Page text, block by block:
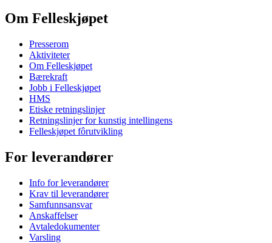
Om Felleskjøpet
Presserom
Aktiviteter
Om Felleskjøpet
Bærekraft
Jobb i Felleskjøpet
HMS
Etiske retningslinjer
Retningslinjer for kunstig intellingens
Felleskjøpet fôrutvikling
For leverandører
Info for leverandører
Krav til leverandører
Samfunnsansvar
Anskaffelser
Avtaledokumenter
Varsling